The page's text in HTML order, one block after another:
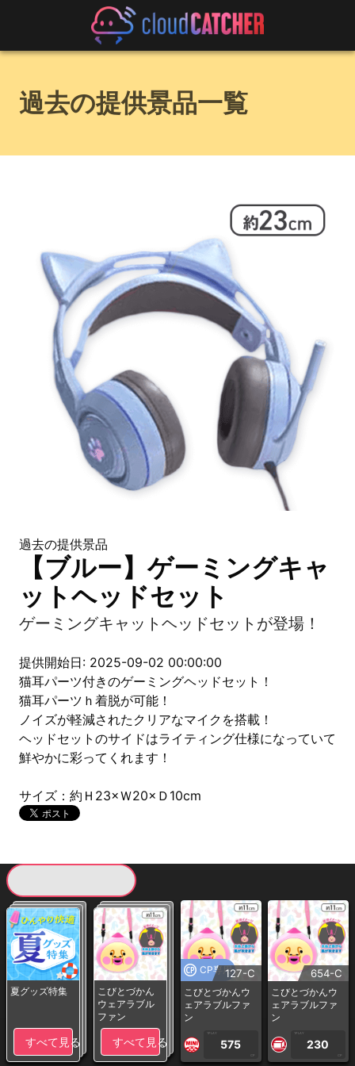
過去の提供景品一覧
過去の提供景品
【ブルー】ゲーミングキャ
ットヘッドセット
ゲーミングキャットヘッドセットが登場！
提供開始日: 2025-09-02 00:00:00
猫耳パーツ付きのゲーミングヘッドセット！
猫耳パーツｈ着脱が可能！
ノイズが軽減されたクリアなマイクを搭載！
ヘッドセットのサイドはライティング仕様になっていて
鮮やかに彩ってくれます！
サイズ：約Ｈ23×Ｗ20×Ｄ10cm
夏グッズ特集
すべて見る
こびとづかん
ウェアラブル
ファン
すべて見る
CP専用127-C
こびとづかんウ
ェアラブルファ
ン
1PLAY
575
CP
654-C
こびとづかんウ
ェアラブルファ
ン
1PLAY
230
CP